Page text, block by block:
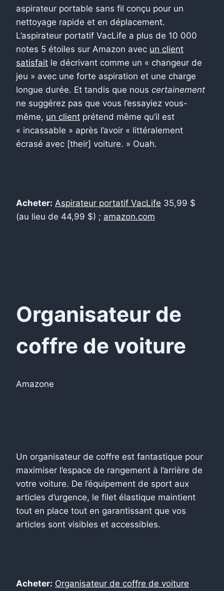
aspirateur portable sans fil conçu pour un
nettoyage rapide et en déplacement.
L’aspirateur portatif VacLife a plus de 10 000
notes 5 étoiles sur Amazon avec un client
satisfait le décrivant comme un « changeur de
jeu » avec une forte aspiration et une charge
longue durée. Et tandis que nous certainement
ne suggérez pas que vous l’essayiez vous-
même, un client prétend même qu’il est
« incassable » après l’avoir « littéralement
écrasé avec [their] voiture. » Ouah.
Acheter: Aspirateur portatif VacLife 35,99 $
(au lieu de 44,99 $) ; amazon.com
Organisateur de
coffre de voiture
Amazone
Un organisateur de coffre est fantastique pour
maximiser l’espace de rangement à l’arrière de
votre voiture. De l’équipement de sport aux
articles d’urgence, le filet élastique maintient
tout en place tout en garantissant que vos
articles sont visibles et accessibles.
Acheter: Organisateur de coffre de voiture